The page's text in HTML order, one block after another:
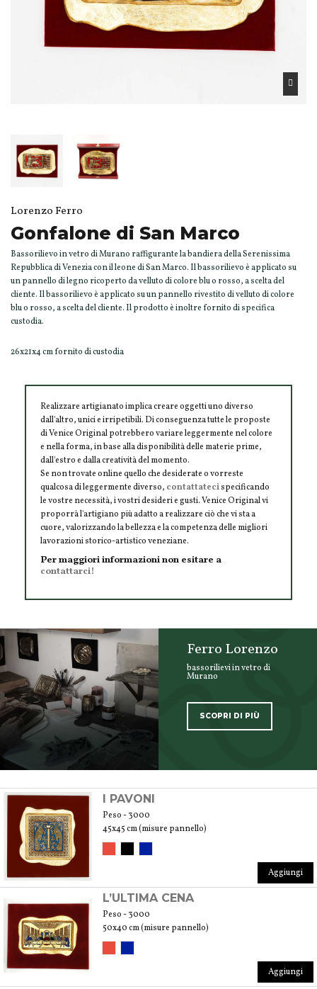
Lorenzo Ferro
Gonfalone di San Marco
Bassorilievo in vetro di Murano raffigurante la bandiera della Serenissima
Repubblica di Venezia con il leone di San Marco. Il bassorilievo è applicato su
un pannello di legno ricoperto da velluto di colore blu o rosso, a scelta del
cliente. Il bassorilievo è applicato su un pannello rivestito di velluto di colore
blu o rosso, a scelta del cliente. Il prodotto è inoltre fornito di specifica
custodia.
26x21x4 cm fornito di custodia
Realizzare artigianato implica creare oggetti uno diverso
dall'altro, unici e irripetibili. Di conseguenza tutte le proposte
di Venice Original potrebbero variare leggermente nel colore
e nella forma, in base alla disponibilità delle materie prime,
dall'estro e dalla creatività del momento.
Se non trovate online quello che desiderate o vorreste
qualcosa di leggermente diverso, contattatecispecificando
le vostre necessità, i vostri desideri e gusti. Venice Original vi
proporrà l'artigiano più adatto a realizzare ciò che vi sta a
cuore, valorizzando la bellezza e la competenza delle migliori
lavorazioni storico-artistico veneziane.
Per maggiori informazioni non esitare a
contattarci!
Ferro Lorenzo
bassorilievi in vetro di
Murano
SCOPRI DI PIÙ
I PAVONI
Peso - 3000
45x45 cm (misure pannello)
Aggiungi
L’ULTIMA CENA
Peso - 3000
50x40 cm (misure pannello)
Aggiungi